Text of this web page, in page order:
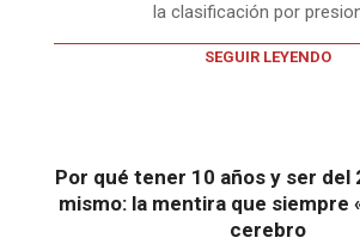
la clasificación por
SEGUIR LEYENDO
Por qué tener 10 años y ser del
mismo: la mentira que siempre
cerebro